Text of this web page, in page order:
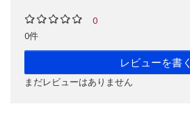
0
0件
レビューを書く
まだレビューはありません